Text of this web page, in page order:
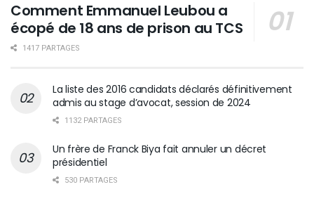
Comment Emmanuel Leubou a
écopé de 18 ans de prison au TCS
1417 PARTAGES
La liste des 2016 candidats déclarés définitivement
admis au stage d’avocat, session de 2024
1132 PARTAGES
Un frère de Franck Biya fait annuler un décret
présidentiel
530 PARTAGES